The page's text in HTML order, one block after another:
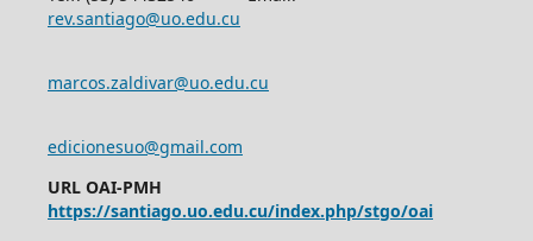
rev.santiago@uo.edu.cu
marcos.zaldivar@uo.edu.cu
edicionesuo@gmail.com
URL OAI-PMH
https://santiago.uo.edu.cu/index.php/stgo/oai